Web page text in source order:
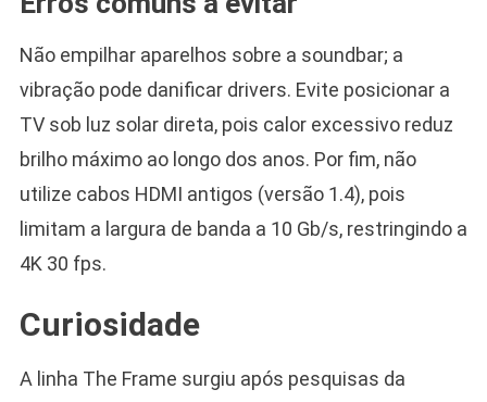
Não empilhar aparelhos sobre a soundbar; a
vibração pode danificar drivers. Evite posicionar a
TV sob luz solar direta, pois calor excessivo reduz
brilho máximo ao longo dos anos. Por fim, não
utilize cabos HDMI antigos (versão 1.4), pois
limitam a largura de banda a 10 Gb/s, restringindo a
4K 30 fps.
Curiosidade
A linha The Frame surgiu após pesquisas da